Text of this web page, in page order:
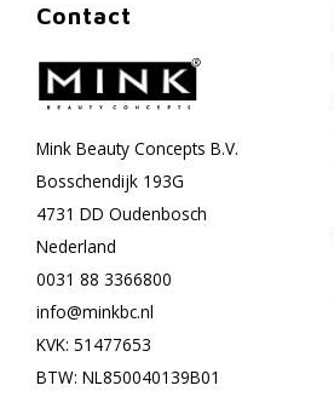
Contact
Mink Beauty Concepts B.V.
Bosschendijk 193G
4731 DD Oudenbosch
Nederland
0031 88 3366800
info@minkbc.nl
KVK: 51477653
BTW: NL850040139B01